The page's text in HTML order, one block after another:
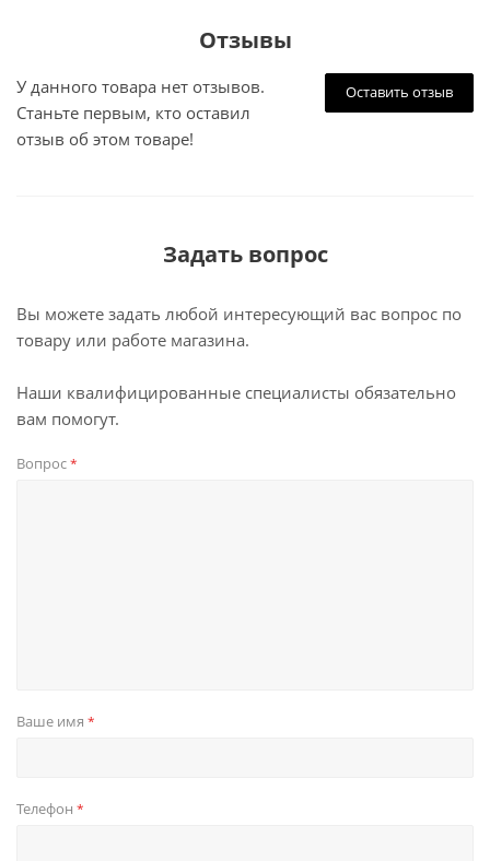
Отзывы
Оставить отзыв
У данного товара нет отзывов.
Станьте первым, кто оставил
отзыв об этом товаре!
Задать вопрос
Вы можете задать любой интересующий вас вопрос по
товару или работе магазина.
Наши квалифицированные специалисты обязательно
вам помогут.
Вопрос*
Ваше имя *
Телефон *